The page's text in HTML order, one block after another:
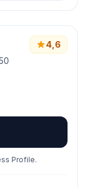
4,6
Profile.